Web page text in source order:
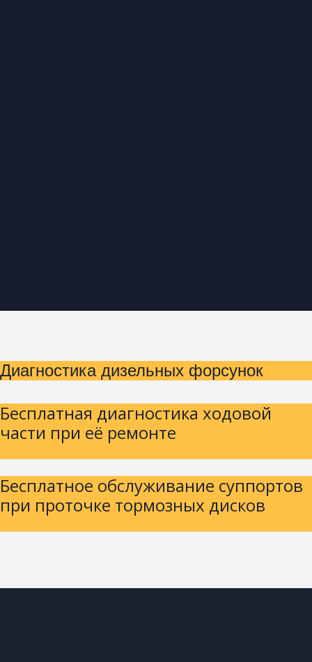
Диагностика дизельных форсунок
Бесплатная диагностика ходовой
части при её ремонте
Бесплатное обслуживание суппортов
при проточке тормозных дисков